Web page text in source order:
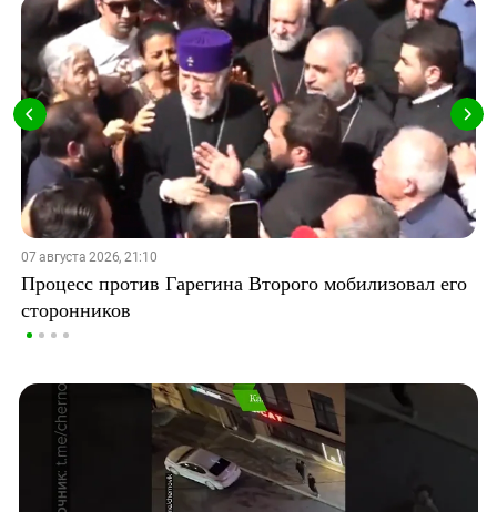
07 августа 2026, 21:10
Процесс против Гарегина Второго мобилизовал его
сторонников